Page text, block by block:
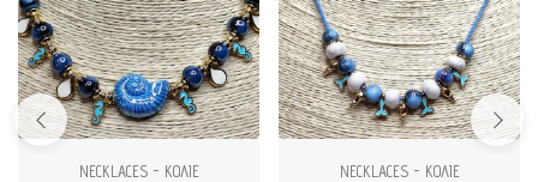
NECKLACES - ΚΟΛΙΕ NECKLACES - ΚΟΛΙΕ